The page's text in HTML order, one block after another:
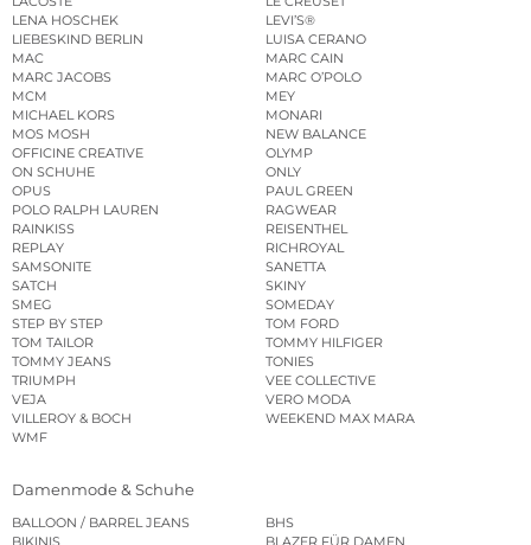
LENA HOSCHEK
LEVI’S®
LIEBESKIND BERLIN
LUISA CERANO
MAC
MARC CAIN
MARC JACOBS
MARC O’POLO
MCM
MEY
MICHAEL KORS
MONARI
MOS MOSH
NEW BALANCE
OFFICINE CREATIVE
OLYMP
ON SCHUHE
ONLY
OPUS
PAUL GREEN
POLO RALPH LAUREN
RAGWEAR
RAINKISS
REISENTHEL
REPLAY
RICHROYAL
SAMSONITE
SANETTA
SATCH
SKINY
SMEG
SOMEDAY
STEP BY STEP
TOM FORD
TOM TAILOR
TOMMY HILFIGER
TOMMY JEANS
TONIES
TRIUMPH
VEE COLLECTIVE
VEJA
VERO MODA
VILLEROY & BOCH
WEEKEND MAX MARA
WMF
Damenmode & Schuhe
BALLOON / BARREL JEANS
BHS